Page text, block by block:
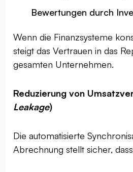
Bewertungen durch
Wenn die Finanzsysteme
steigt das Vertrauen in das
gesamten Unternehmen.
Reduzierung von
Leakage)
Die automatisierte
Abrechnung stellt sicher,